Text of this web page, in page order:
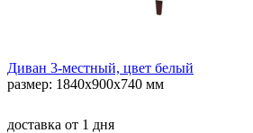
Диван 3-местный, цвет белый
размер: 1840х900х740 мм
доставка от 1 дня